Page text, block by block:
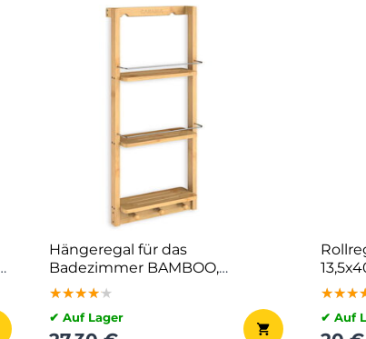
Hängeregal für das
Badezimmer BAMBOO,
28,5x10x70cm, 3 Regalböden,
braun
★★★★★
★★★★★
★★★★★
✔ Auf Lager ✔ Auf